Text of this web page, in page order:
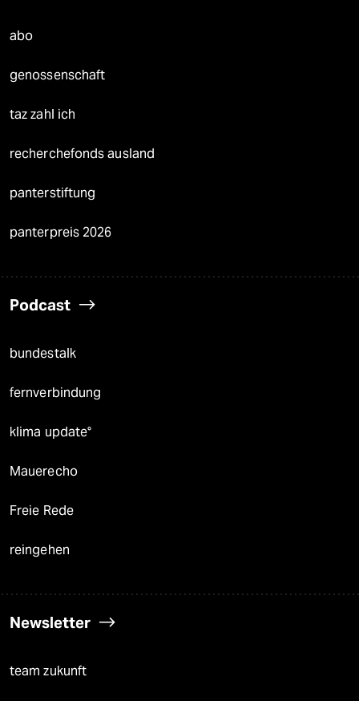
abo
genossenschaft
taz zahl ich
recherchefonds ausland
panterstiftung
panterpreis 2026
Podcast
bundestalk
fernverbindung
klima update°
Mauerecho
Freie Rede
reingehen
Newsletter
team zukunft